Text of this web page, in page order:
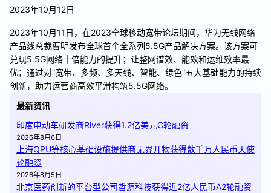
2023年10月12日
2023年10月11日，在2023全球移动宽带论坛期间，华为无线网络
产品线总裁曹明发布全球首个全系列5.5G产品解决方案。该方案可
兑现5.5G网络十倍能力的提升；让整网谱效、能效和运维效率最
优；通过对“宽带、多频、多天线、智能、绿色”五大基础能力的持续
创新，助力运营商高效平滑构筑5.5G网络。
最新资讯
印度电动车研发商River获得1.2亿美元C轮融资
2026年8月6日
上海QPU等核心基础设施提供商无界开物获得数千万人民币天使
轮融资
2026年8月5日
北京医药创新的平台型公司哲源科技获得近2亿人民币A2轮融资